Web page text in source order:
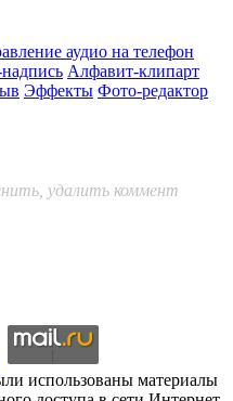
Алфавит-клипарт
Эффекты Фото-редактор
удалить коммент
использованы материалы